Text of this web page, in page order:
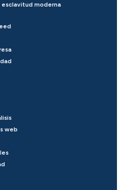
esclavitud moderna
web